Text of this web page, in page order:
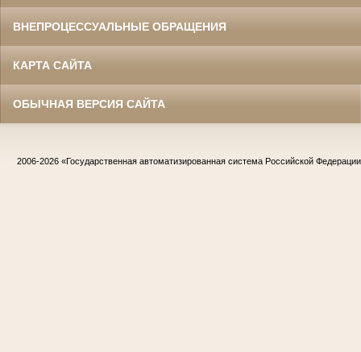
ВНЕПРОЦЕССУАЛЬНЫЕ ОБРАЩЕНИЯ
КАРТА САЙТА
ОБЫЧНАЯ ВЕРСИЯ САЙТА
2006-2026 «Государственная автоматизированная система Российской